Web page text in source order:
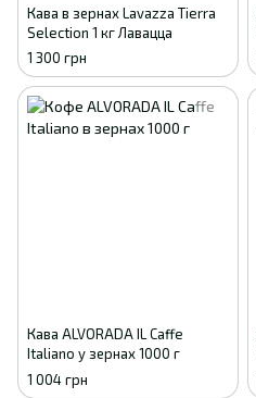
Кава в зернах Lavazza Tierra
Selection 1 кг Лавацца
1 300 грн
Кава ALVORADA IL Caffe
Italiano у зернах 1000 г
1 004 грн